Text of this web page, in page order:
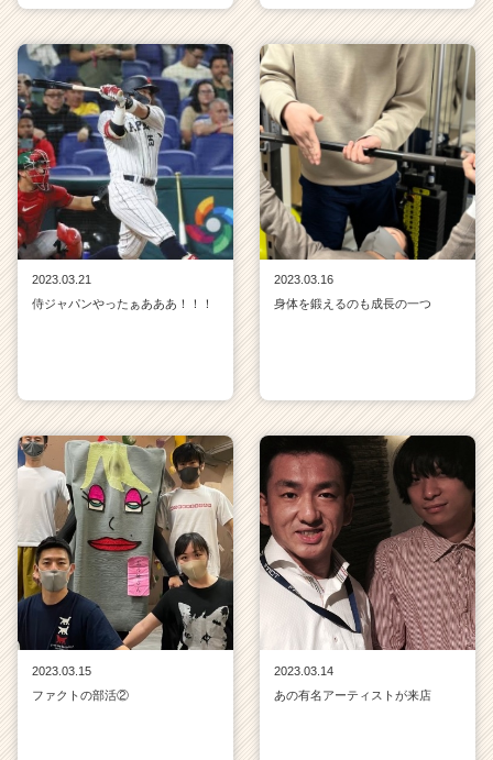
2023.03.21
侍ジャパンやったぁあああ！！！
2023.03.16
身体を鍛えるのも成長の一つ
2023.03.15
ファクトの部活②
2023.03.14
あの有名アーティストが来店